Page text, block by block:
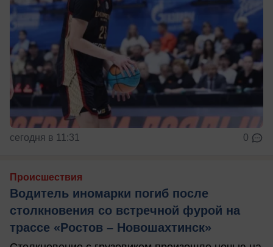
сегодня в 11:31 0
Происшествия
Водитель иномарки погиб после
столкновения со встречной фурой на
трассе «Ростов – Новошахтинск»